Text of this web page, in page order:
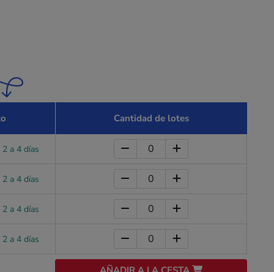
Cantidad de lotes
a 4 días
a 4 días
a 4 días
a 4 días